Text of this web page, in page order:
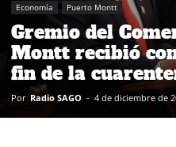
Economía Puerto Montt
Gremio del
Montt recibió
fin de la
Por Radio SAGO - 4 de diciembre de